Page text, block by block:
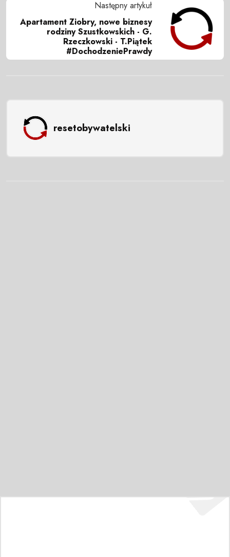
Następny artykuł
Apartament Ziobry, nowe biznesy
rodziny Szustkowskich - G.
Rzeczkowski - T.Piątek
#DochodzeniePrawdy
resetobywatelski